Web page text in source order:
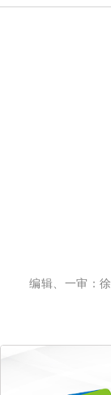
编辑、一审：